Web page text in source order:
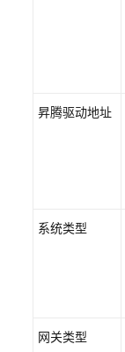
（Linux
基
蒙
昇腾驱动地址
系统类型
网关类型